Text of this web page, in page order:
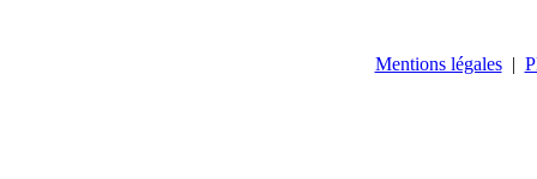
Mentions légales |